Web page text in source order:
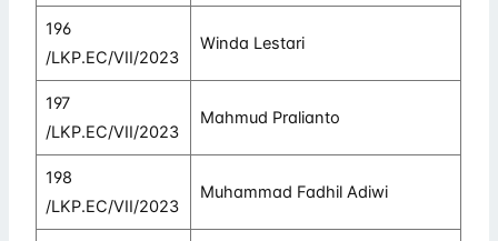
196
/LKP.EC/VII/2023
Winda Lestari
197
/LKP.EC/VII/2023
Mahmud Pralianto
198
/LKP.EC/VII/2023
Muhammad Fadhil Adiwi